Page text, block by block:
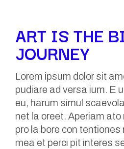
ART IS THE
JOURNEY
Lorem ipsum dolor sit
pudiare ad versa ium. E
eu, harum simul
net la oreet. Aperiam ato
pro la bore con
mea et perci pit interes